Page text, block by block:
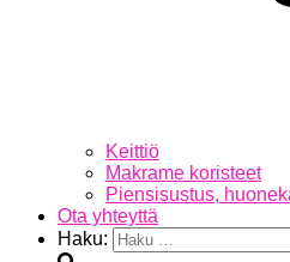
Keittiö
Makrame koristeet
Piensisustus,
Ota yhteyttä
Haku: